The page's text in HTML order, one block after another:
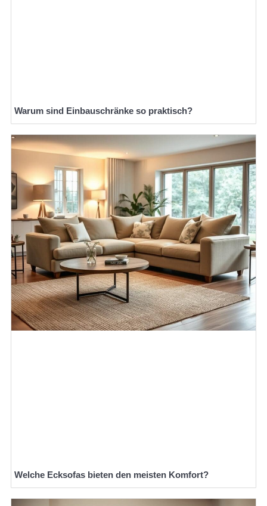
Warum sind Einbauschränke so praktisch?
Welche Ecksofas bieten den meisten Komfort?